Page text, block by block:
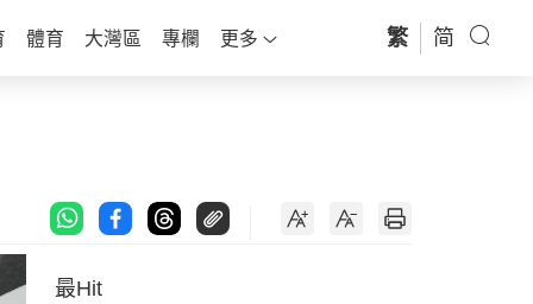
體育 大灣區 專欄 更多 繁 简
最Hit